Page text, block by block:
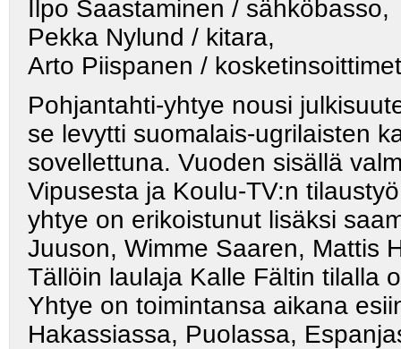
Ilpo Saastaminen /
Pekka Nylund /
Arto Piispanen / kosketinsoittimet
Pohjantahti-yhtye nousi
se levytti suomalais-ugrilaisten
sovellettuna. Vuoden sisällä
Vipusesta ja Koulu-TV:n
yhtye on erikoistunut lisäksi
Juuson, Wimme Saaren, Mattis
Tällöin laulaja Kalle Fältin tilalla
Yhtye on toimintansa aikana
Hakassiassa, Puolassa,